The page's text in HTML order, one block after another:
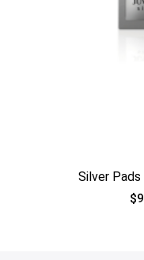
Silver Pads